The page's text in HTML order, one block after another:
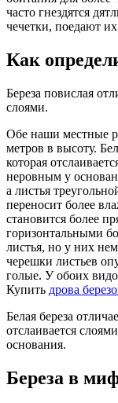
часто гнездятся
чечетки, поедают
Как
Береза ​​повислая
слоями.
Обе наши местные
метров в высоту.
которая
неровным у
а листья
переносит более
становится более
горизонтальными
листья, но у них
черешки листьев
голые. У обоих
Купить дрова
Белая береза
отслаивается
основания.
Береза ​​в